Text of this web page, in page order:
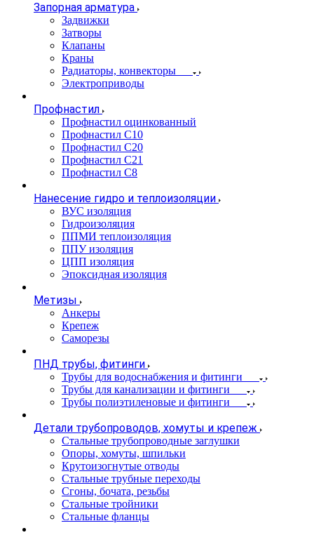
Запорная арматура
Задвижки
Затворы
Клапаны
Краны
Радиаторы, конвекторы
Электроприводы
Профнастил
Профнастил оцинкованный
Профнастил С10
Профнастил С20
Профнастил С21
Профнастил С8
Нанесение гидро и теплоизоляции
ВУС изоляция
Гидроизоляция
ППМИ теплоизоляция
ППУ изоляция
ЦПП изоляция
Эпоксидная изоляция
Метизы
Анкеры
Крепеж
Саморезы
ПНД трубы, фитинги
Трубы для водоснабжения и фитинги
Трубы для канализации и фитинги
Трубы полиэтиленовые и фитинги
Детали трубопроводов, хомуты и крепеж
Стальные трубопроводные заглушки
Опоры, хомуты, шпильки
Крутоизогнутые отводы
Стальные трубные переходы
Сгоны, бочата, резьбы
Стальные тройники
Стальные фланцы